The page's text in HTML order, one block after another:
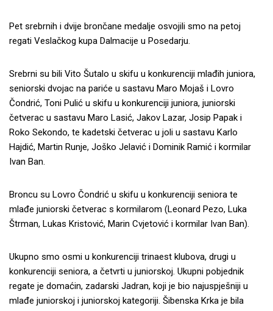
Pet srebrnih i dvije brončane medalje osvojili smo na petoj
regati Veslačkog kupa Dalmacije u Posedarju.
Srebrni su bili Vito Šutalo u skifu u konkurenciji mlađih juniora,
seniorski dvojac na pariće u sastavu Maro Mojaš i Lovro
Čondrić, Toni Pulić u skifu u konkurenciji juniora, juniorski
četverac u sastavu Maro Lasić, Jakov Lazar, Josip Papak i
Roko Sekondo, te kadetski četverac u joli u sastavu Karlo
Hajdić, Martin Runje, Joško Jelavić i Dominik Ramić i kormilar
Ivan Ban.
Broncu su Lovro Čondrić u skifu u konkurenciji seniora te
mlađe juniorski četverac s kormilarom (Leonard Pezo, Luka
Štrman, Lukas Kristović, Marin Cvjetović i kormilar Ivan Ban).
Ukupno smo osmi u konkurenciji trinaest klubova, drugi u
konkurenciji seniora, a četvrti u juniorskoj. Ukupni pobjednik
regate je domaćin, zadarski Jadran, koji je bio najuspješniji u
mlađe juniorskoj i juniorskoj kategoriji. Šibenska Krka je bila